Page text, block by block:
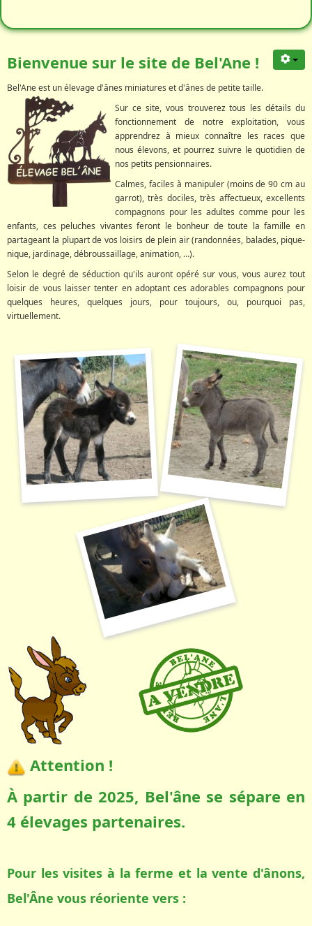
Bienvenue sur le site de Bel'Ane !
Bel'Ane est un élevage d'ânes miniatures et d'ânes de petite taille.
Sur ce site, vous trouverez tous les détails du
fonctionnement de notre exploitation, vous
apprendrez à mieux connaître les races que
nous élevons, et pourrez suivre le quotidien de
nos petits pensionnaires.
Calmes, faciles à manipuler (moins de 90 cm au
garrot), très dociles, très affectueux, excellents
compagnons pour les adultes comme pour les
enfants, ces peluches vivantes feront le bonheur de toute la famille en
partageant la plupart de vos loisirs de plein air (randonnées, balades, pique-
nique, jardinage, débroussaillage, animation, …).
Selon le degré de séduction qu'ils auront opéré sur vous, vous aurez tout
loisir de vous laisser tenter en adoptant ces adorables compagnons pour
quelques heures, quelques jours, pour toujours, ou, pourquoi pas,
virtuellement.
Attention !
À partir de 2025, Bel'âne se sépare en
4 élevages partenaires.
Pour les visites à la ferme et la vente d'ânons,
Bel'Âne vous réoriente vers :